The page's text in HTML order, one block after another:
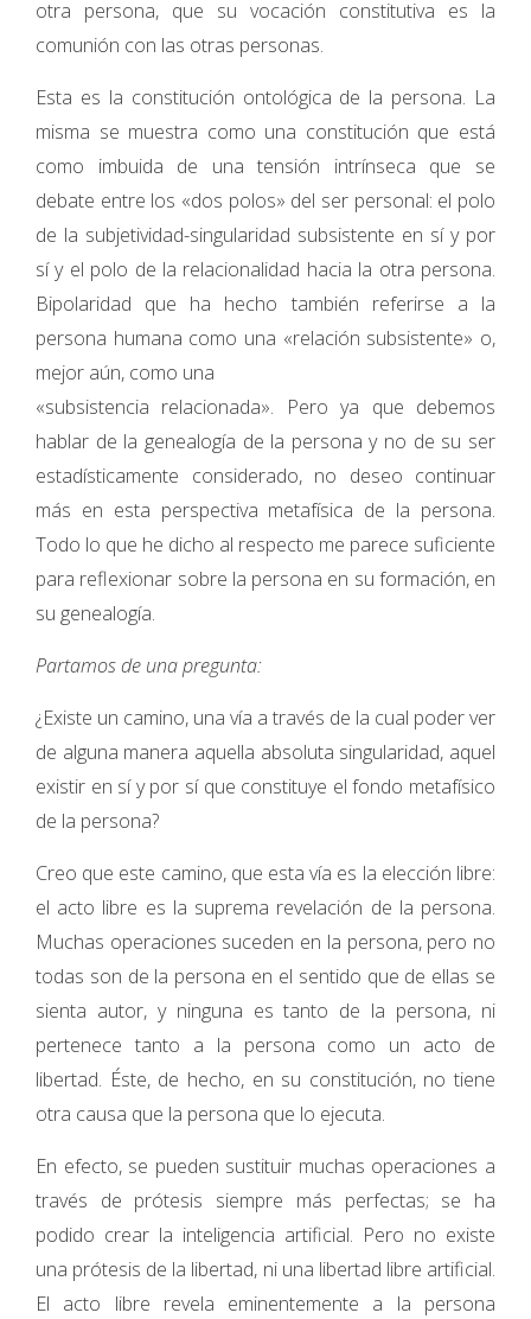
otra persona, que su vocación constitutiva es la
comunión con las otras personas.
Esta es la constitución ontológica de la persona. La
misma se muestra como una constitución que está
como imbuida de una tensión intrínseca que se
debate entre los «dos polos» del ser personal: el polo
de la subjetividad-singularidad subsistente en sí y por
sí y el polo de la relacionalidad hacia la otra persona.
Bipolaridad que ha hecho también referirse a la
persona humana como una «relación subsistente» o,
mejor aún, como una
«subsistencia relacionada». Pero ya que debemos
hablar de la genealogía de la persona y no de su ser
estadísticamente considerado, no deseo continuar
más en esta perspectiva metafísica de la persona.
Todo lo que he dicho al respecto me parece suficiente
para reflexionar sobre la persona en su formación, en
su genealogía.
Partamos de una pregunta:
¿Existe un camino, una vía a través de la cual poder ver
de alguna manera aquella absoluta singularidad, aquel
existir en sí y por sí que constituye el fondo metafísico
de la persona?
Creo que este camino, que esta vía es la elección libre:
el acto libre es la suprema revelación de la persona.
Muchas operaciones suceden en la persona, pero no
todas son de la persona en el sentido que de ellas se
sienta autor, y ninguna es tanto de la persona, ni
pertenece tanto a la persona como un acto de
libertad. Éste, de hecho, en su constitución, no tiene
otra causa que la persona que lo ejecuta.
En efecto, se pueden sustituir muchas operaciones a
través de prótesis siempre más perfectas; se ha
podido crear la inteligencia artificial. Pero no existe
una prótesis de la libertad, ni una libertad libre artificial.
El acto libre revela eminentemente a la persona